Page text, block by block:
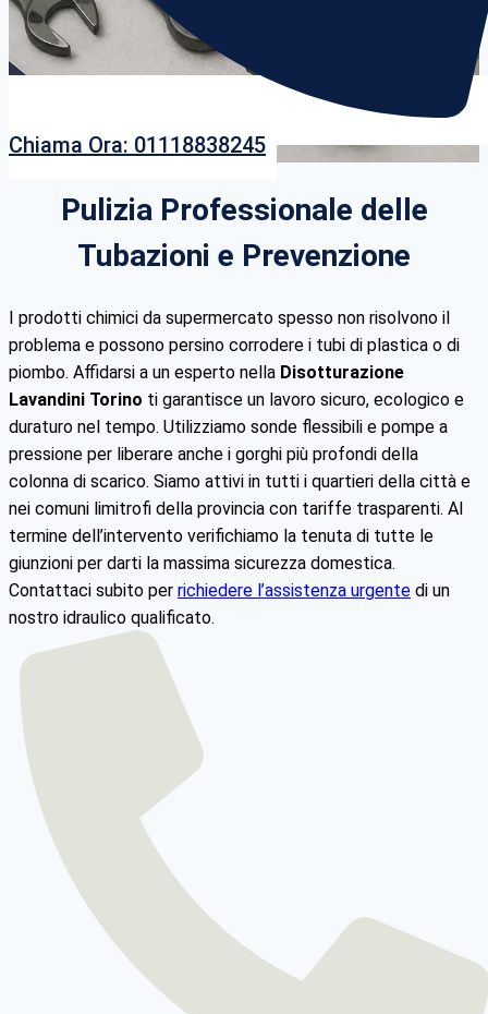
Chiama Ora: 01118838245
Pulizia Professionale delle
Tubazioni e Prevenzione
I prodotti chimici da supermercato spesso non risolvono il
problema e possono persino corrodere i tubi di plastica o di
piombo. Affidarsi a un esperto nella Disotturazione
Lavandini Torino ti garantisce un lavoro sicuro, ecologico e
duraturo nel tempo. Utilizziamo sonde flessibili e pompe a
pressione per liberare anche i gorghi più profondi della
colonna di scarico. Siamo attivi in tutti i quartieri della città e
nei comuni limitrofi della provincia con tariffe trasparenti. Al
termine dell’intervento verifichiamo la tenuta di tutte le
giunzioni per darti la massima sicurezza domestica.
Contattaci subito per richiedere l’assistenza urgente di un
nostro idraulico qualificato.